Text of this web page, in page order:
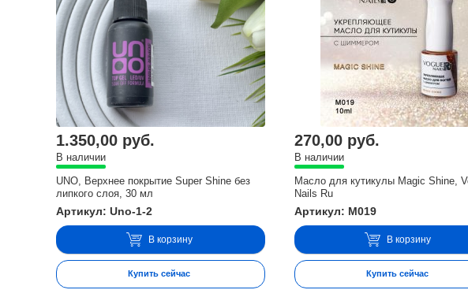
1.350,00 руб.
В наличии
UNO, Верхнее покрытие Super Shine без
липкого слоя, 30 мл
Артикул: Uno-1-2
В корзину
Купить сейчас
270,00 руб.
В наличии
Масло для кутикулы Magic Shine,
Nails Ru
Артикул: M019
В корзину
Купить сейчас